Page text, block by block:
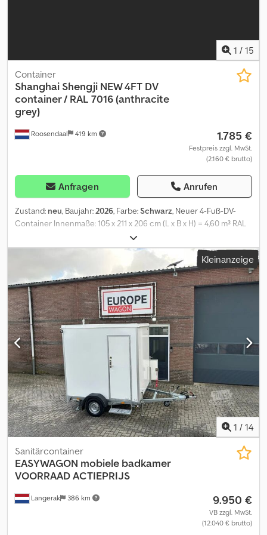
1 / 15
Roosendaal 419 km
Container
Shanghai Shengji NEW 4FT DV
container / RAL 7016 (anthracite
grey)
1.785 €
Festpreis zzgl. MwSt.
(2.160 € brutto)
Anfragen Anrufen
Zustand: neu, Baujahr:2026, Farbe:Schwarz, Neuer 4-Fuß-DV-
Container Innenmaße: 105 x 211 x 206 cm (L x B x H) = 4,60 m³ RAL
7016 (anthracite grey) = Weitere Informationen = Allgemeine
Informationen Baujahr: März 2026 Modelljahr: 2026 Dkjdpjzqtq Iefx
Ap Ejr Maße Abmessungen (L x B x H): 120 x 220 x 226 cm
Gewichte Leergewicht: 670 kg Zuladung: 2.330 kg zGG: 3.000 kg
Zustand Allgemeiner Zustand: sehr gut Technischer Zustand:
sehr gut Optischer Zustand: sehr gut Produktsicherheit
Hersteller: Shanghai Shengji Weitere Informationen Wenden Sie
sich an Arne Honingh, um weitere Informationen zu erhalten.
Kleinanzeige
1 / 14
Langerak 386 km
Sanitärcontainer
EASYWAGON mobiele badkamer
VOORRAAD ACTIEPRIJS
9.950 €
VB zzgl. MwSt.
(12.040 € brutto)